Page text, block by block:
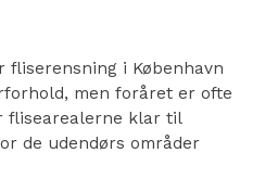
i København
men foråret er ofte
flisearealerne klar til
de udendørs områder